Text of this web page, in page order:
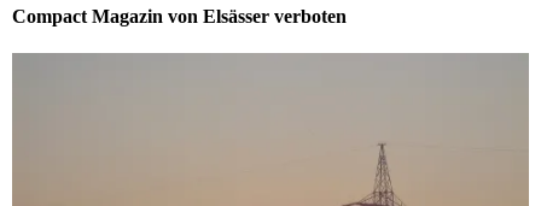
Compact Magazin von Elsässer verboten